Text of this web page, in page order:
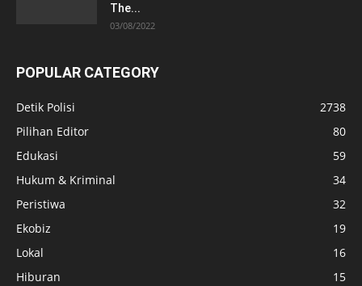
The...
03/08/2022
POPULAR CATEGORY
Detik Polisi
2738
Pilihan Editor
80
Edukasi
59
Hukum & Kriminal
34
Peristiwa
32
Ekobiz
19
Lokal
16
Hiburan
15